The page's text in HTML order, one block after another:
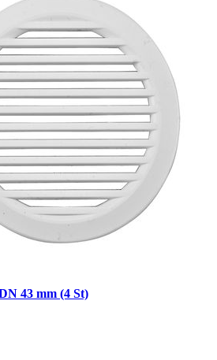
43 mm (4 St)